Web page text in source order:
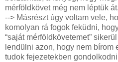
mérföldkövet még nem léptük
--> Másrészt úgy voltam vele,
komolyan rá fogok feküdni,
“saját mérföldkövetemet”
lendülni azon, hogy nem bírom
tudok fejezetekben